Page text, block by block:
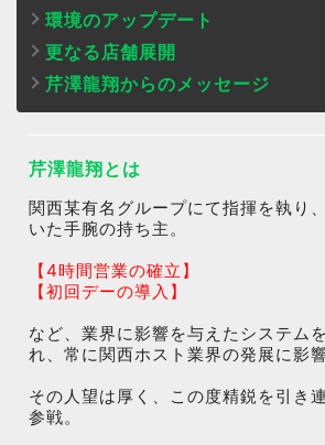
環境のアップデート
更なる店舗展開
芹澤龍翔からのメッセージ
芹澤龍翔とは
関西某有名グループにて指揮を執り
いた手腕の持ち主。
【4時間営業の確立】
【初回デーの導入】
など、業界に影響を与えたシステム
れ、常に関西ホスト業界の発展に影
その人望は厚く、この度精鋭を引き
参戦。